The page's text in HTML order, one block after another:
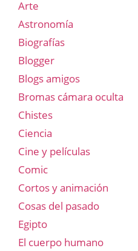
Arte
Astronomía
Biografías
Blogger
Blogs amigos
Bromas cámara oculta
Chistes
Ciencia
Cine y películas
Comic
Cortos y animación
Cosas del pasado
Egipto
El cuerpo humano